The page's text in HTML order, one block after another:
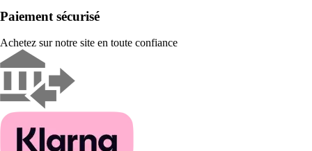
Paiement sécurisé
Achetez sur notre site en toute confiance